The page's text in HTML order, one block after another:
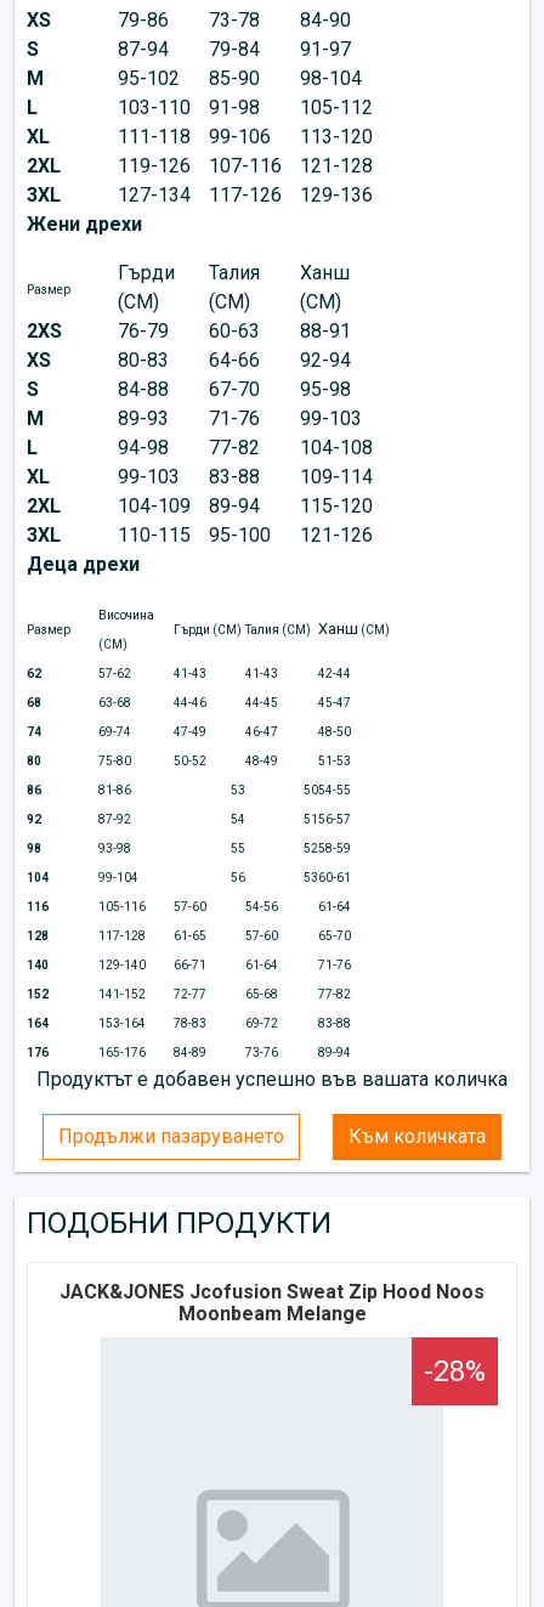
XS
79-86 73-78
84-90
S
87-94 79-84
91-97
M
95-102 85-90
98-104
L
103-110 91-98
105-112
XL
111-118 99-106
113-120
2XL
119-126 107-116
121-128
3XL
127-134 117-126
129-136
Жени дрехи
Размер
Гърди
(CM)
Талия
(CM)
Ханш
(CM)
2XS
76-79 60-63
88-91
XS
80-83 64-66
92-94
S
84-88 67-70
95-98
M
89-93 71-76
99-103
L
94-98 77-82
104-108
XL
99-103 83-88
109-114
2XL
104-109 89-94
115-120
3XL
110-115 95-100
121-126
Деца дрехи
Размер
Височина
(CM)
Гърди (CM) Талия (CM) Ханш (CM)
62 57-62 41-43 41-43 42-44
68 63-68 44-46 44-45 45-47
74 69-74 47-49 46-47 48-50
80 75-80 50-52 48-49 51-53
86 81-86 53 5054-55
92 87-92 54 5156-57
98 93-98 55 5258-59
104 99-104 56 5360-61
116 105-116 57-60 54-56 61-64
128 117-128 61-65 57-60 65-70
140 129-140 66-71 61-64 71-76
152 141-152 72-77 65-68 77-82
164 153-164 78-83 69-72 83-88
176 165-176 84-89 73-76 89-94
Продуктът е добавен успешно във вашата количка
Продължи пазаруването Към количката
ПОДОБНИ ПРОДУКТИ
JACK&JONES Jcofusion Sweat Zip Hood Noos
Moonbeam Melange
-28%